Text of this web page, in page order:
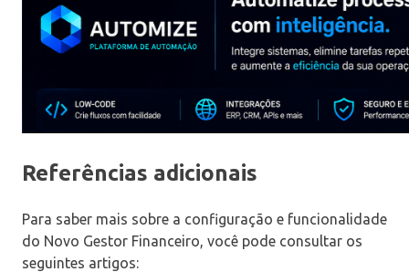
Referências adicionais
Para saber mais sobre a configuração e funcionalidade
do Novo Gestor Financeiro, você pode consultar os
seguintes artigos: